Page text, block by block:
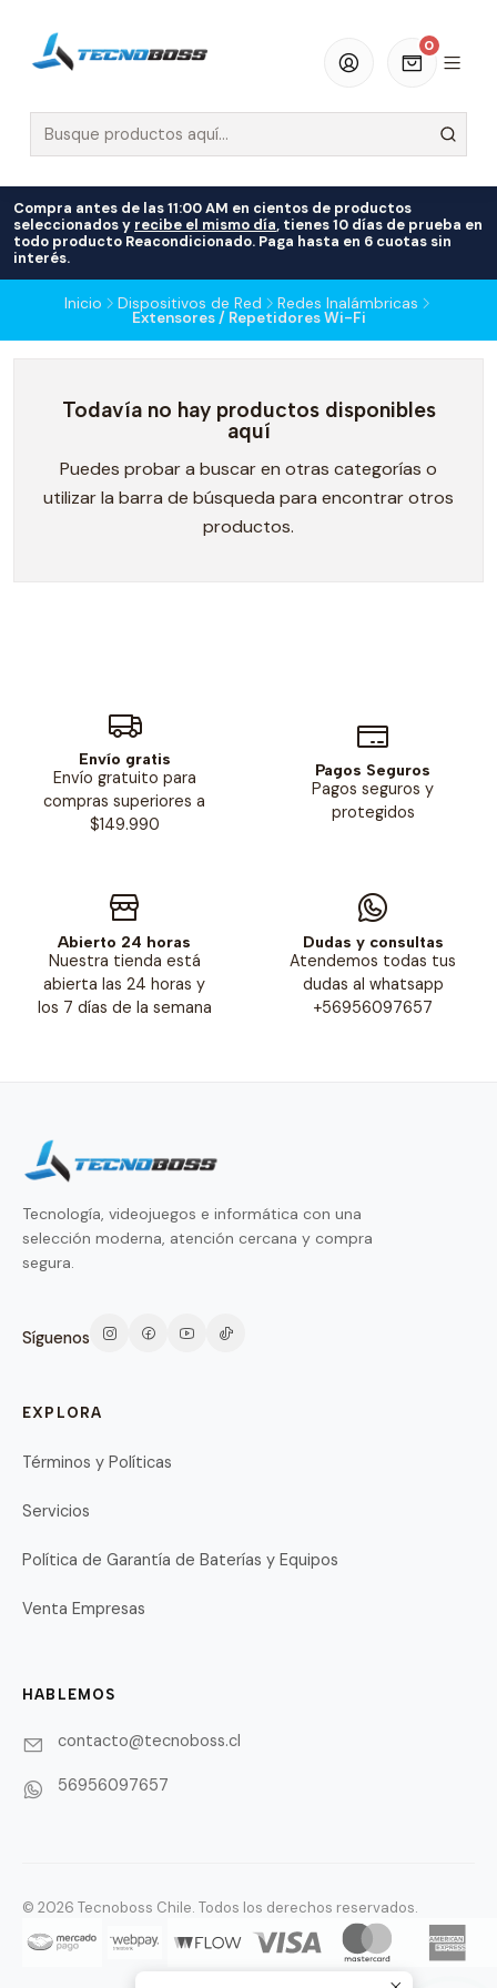
0
Compra antes de las 11:00 AM en cientos de productos
seleccionados y recibe el mismo día, tienes 10 días de prueba en
todo producto Reacondicionado. Paga hasta en 6 cuotas sin
interés.
Inicio Dispositivos de Red Redes Inalámbricas
Extensores / Repetidores Wi-Fi
Todavía no hay productos disponibles
aquí
Puedes probar a buscar en otras categorías o
utilizar la barra de búsqueda para encontrar otros
productos.
Envío gratis
Envío gratuito para
compras superiores a
$149.990
Pagos Seguros
Pagos seguros y
protegidos
Abierto 24 horas
Nuestra tienda está
abierta las 24 horas y
los 7 días de la semana
Dudas y consultas
Atendemos todas tus
dudas al whatsapp
+56956097657
Tecnología, videojuegos e informática con una
selección moderna, atención cercana y compra
segura.
Síguenos
EXPLORA
Términos y Políticas
Servicios
Política de Garantía de Baterías y Equipos
Venta Empresas
HABLEMOS
contacto@tecnoboss.cl
56956097657
© 2026 Tecnoboss Chile. Todos los derechos reservados.